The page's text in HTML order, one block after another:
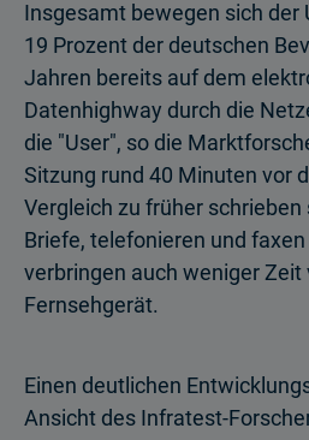
Insgesamt bewegen sich der
19 Prozent der deutschen
Jahren bereits auf dem
Datenhighway durch die
die "User", so die
Sitzung rund 40 Minuten vor
Vergleich zu früher
Briefe, telefonieren und
verbringen auch weniger Zeit
Fernsehgerät.
Einen deutlichen
Ansicht des Infratest-